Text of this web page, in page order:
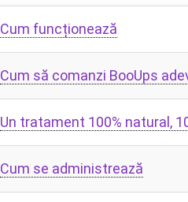
Cum funcționează
Cum să comanzi BooUps
Un tratament 100% natural,
Cum se administrează